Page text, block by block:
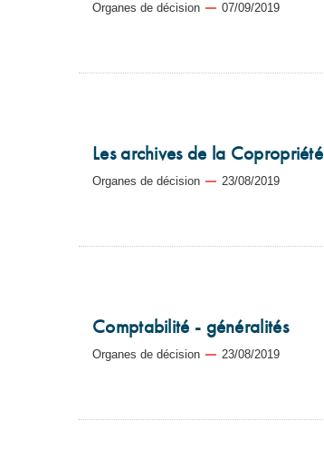
Organes de décision 07/09/2019
Les archives de la Copropriété
Organes de décision 23/08/2019
Comptabilité - généralités
Organes de décision 23/08/2019